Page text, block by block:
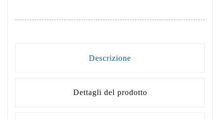
Descrizione
Dettagli del prodotto